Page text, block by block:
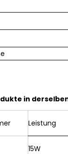
in
Leistung
15W